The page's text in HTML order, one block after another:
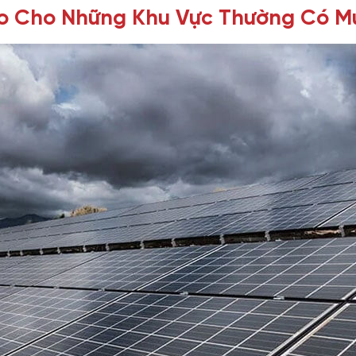
Cho Những Khu Vực Thường Có